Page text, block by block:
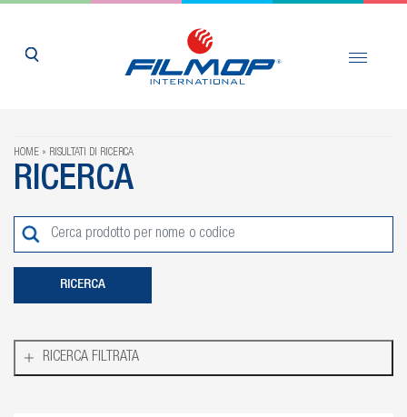
HOME RISULTATI DI RICERCA
RICERCA
RICERCA FILTRATA